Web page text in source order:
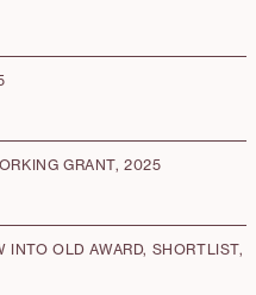
GRANT, 2025
INTO OLD AWARD, SHORTLIST,